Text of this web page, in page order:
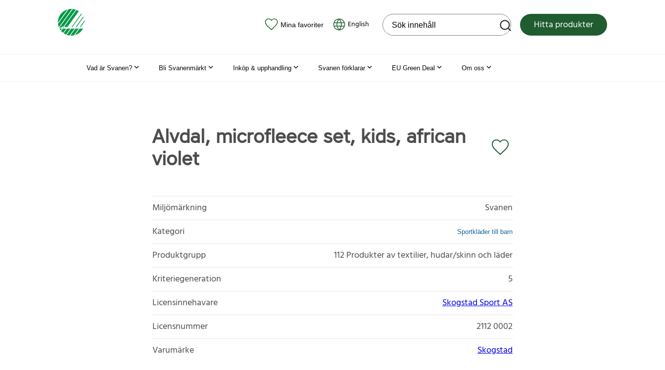
Mina favoriter English Sök på webbplatsen Hitta produkter
Vad är Svanen? Bli Svanenmärkt Inköp & upphandling Svanen förklarar EU Green Deal Om oss
Alvdal, microfleece set, kids, african
violet
Miljömärkning
Svanen
Kategori
Sportkläder till barn
Produktgrupp
112 Produkter av textilier, hudar/skinn och läder
Kriteriegeneration
5
Licensinnehavare
Skogstad Sport AS
Licensnummer
2112 0002
Varumärke
Skogstad